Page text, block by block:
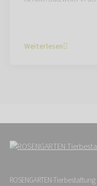
Weiterlesen
ROSENGARTEN-